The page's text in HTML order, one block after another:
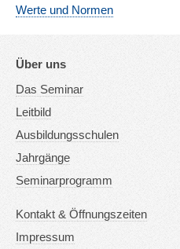
Werte und Normen
Über uns
Das Seminar
Leitbild
Ausbildungsschulen
Jahrgänge
Seminarprogramm
Kontakt & Öffnungszeiten
Impressum